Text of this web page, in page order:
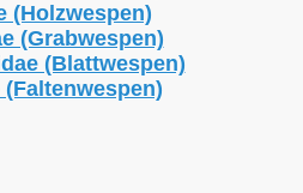
(Holzwespen)
(Grabwespen)
(Blattwespen)
(Faltenwespen)